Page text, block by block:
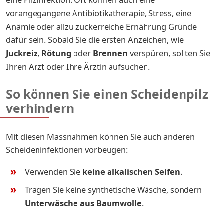
vorangegangene Antibiotikatherapie, Stress, eine
Anämie oder allzu zuckerreiche Ernährung Gründe
dafür sein. Sobald Sie die ersten Anzeichen, wie
Juckreiz, Rötung oder Brennen verspüren, sollten Sie
Ihren Arzt oder Ihre Ärztin aufsuchen.
So können Sie einen Scheidenpilz
verhindern
Mit diesen Massnahmen können Sie auch anderen
Scheideninfektionen vorbeugen:
Verwenden Sie keine alkalischen Seifen.
Tragen Sie keine synthetische Wäsche, sondern
Unterwäsche aus Baumwolle.